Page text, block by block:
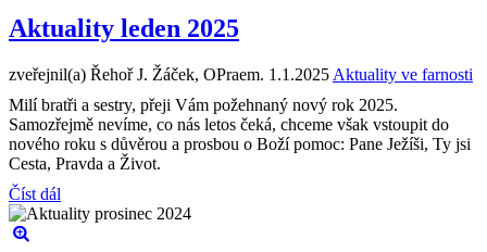
Aktuality leden 2025
zveřejnil(a) Řehoř J. Žáček, OPraem. 1.1.2025 Aktuality ve farnosti
Milí bratři a sestry, přeji Vám požehnaný nový rok 2025.
Samozřejmě nevíme, co nás letos čeká, chceme však vstoupit do
nového roku s důvěrou a prosbou o Boží pomoc: Pane Ježíši, Ty jsi
Cesta, Pravda a Život.
Číst dál